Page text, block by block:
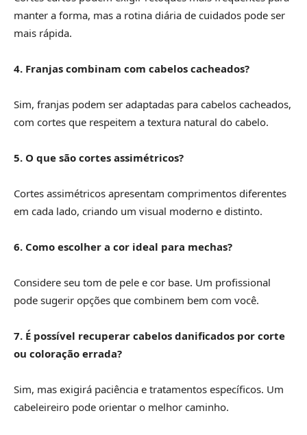
manter a forma, mas a rotina diária de cuidados pode ser
mais rápida.
4. Franjas combinam com cabelos cacheados?
Sim, franjas podem ser adaptadas para cabelos cacheados,
com cortes que respeitem a textura natural do cabelo.
5. O que são cortes assimétricos?
Cortes assimétricos apresentam comprimentos diferentes
em cada lado, criando um visual moderno e distinto.
6. Como escolher a cor ideal para mechas?
Considere seu tom de pele e cor base. Um profissional
pode sugerir opções que combinem bem com você.
7. É possível recuperar cabelos danificados por corte
ou coloração errada?
Sim, mas exigirá paciência e tratamentos específicos. Um
cabeleireiro pode orientar o melhor caminho.